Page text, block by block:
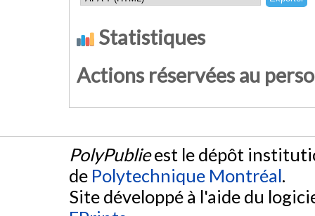
Statistiques
Actions réservées au
PolyPublieest le dépôt
de Polytechnique Montréal.
Site développé à l'aide du